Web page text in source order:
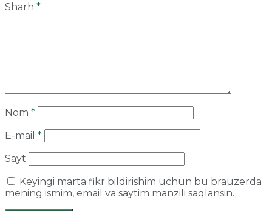
Sharh *
Nom *
E-mail *
Sayt
Keyingi marta fikr bildirishim uchun bu brauzerda
mening ismim, email va saytim manzili saqlansin.